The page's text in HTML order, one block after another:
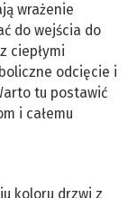
wrażenie
do wejścia do
ciepłymi
odcięcie i
tu postawić
i całemu
koloru drzwi z